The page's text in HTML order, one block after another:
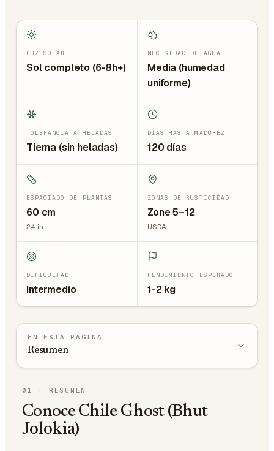
LUZ SOLAR
Sol completo (6-8h+)
NECESIDAD DE AGUA
Media (humedad
uniforme)
TOLERANCIA A HELADAS
Tierna (sin heladas)
DÍAS HASTA MADUREZ
120 días
ESPACIADO DE PLANTAS
60 cm
24 in
ZONAS DE RUSTICIDAD
Zone 5–12
USDA
DIFICULTAD
Intermedio
RENDIMIENTO ESPERADO
1-2 kg
EN ESTA PÁGINA
Resumen
01 · RESUMEN
Conoce Chile Ghost (Bhut
Jolokia)